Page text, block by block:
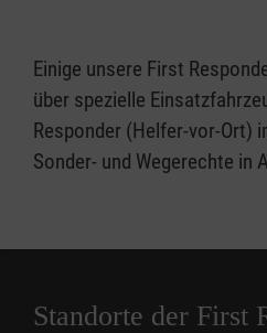
Einige unsere First
über spezielle
Responder (Helfer-vor-Ort)
Sonder- und Wegerechte in
Standorte der First